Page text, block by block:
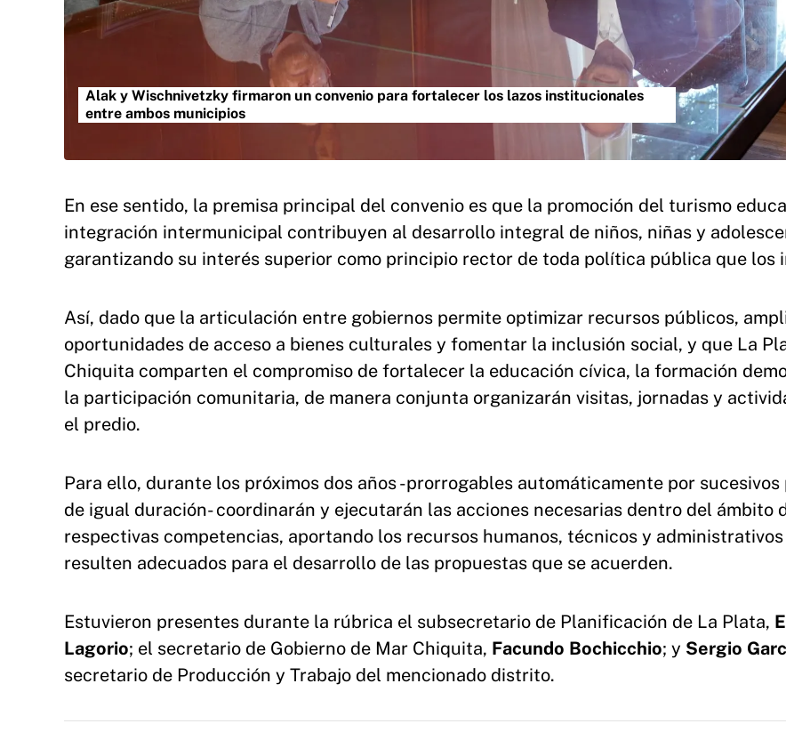
Alak y Wischnivetzky firmaron un convenio para fortalecer los lazos institucionales
entre ambos municipios
En ese sentido, la premisa principal del convenio es que la promoción del turismo
integración intermunicipal contribuyen al desarrollo integral de niños, niñas y
garantizando su interés superior como principio rector de toda política pública que los
Así, dado que la articulación entre gobiernos permite optimizar recursos públicos,
oportunidades de acceso a bienes culturales y fomentar la inclusión social, y que La
Chiquita comparten el compromiso de fortalecer la educación cívica, la formación
la participación comunitaria, de manera conjunta organizarán visitas, jornadas y
el predio.
Para ello, durante los próximos dos años -prorrogables automáticamente por sucesivos
de igual duración- coordinarán y ejecutarán las acciones necesarias dentro del ámbito
respectivas competencias, aportando los recursos humanos, técnicos y
resulten adecuados para el desarrollo de las propuestas que se acuerden.
Estuvieron presentes durante la rúbrica el subsecretario de Planificación de La Plata,
Lagorio; el secretario de Gobierno de Mar Chiquita, Facundo Bochicchio; y Sergio
secretario de Producción y Trabajo del mencionado distrito.